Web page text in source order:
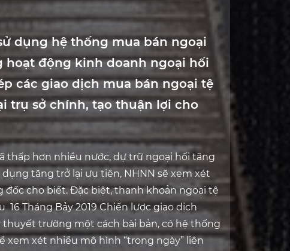
dụng hệ thống mua bán ngoại
hoạt động kinh doanh ngoại hối
các giao dịch mua bán ngoại tệ
trụ sở chính, tạo thuận lợi cho
thấp hơn nhiều nước, dự trữ ngoại hối tăng
tăng trở lại ưu tiên, NHNN sẽ xem xét
đốc cho biết. Đặc biệt, thanh khoản ngoại tệ
Tháng Bảy 2019 Chiến lược giao dịch
trường một cách bài bản, có hệ thống
xem xét nhiều mô hình “trong ngày” liên